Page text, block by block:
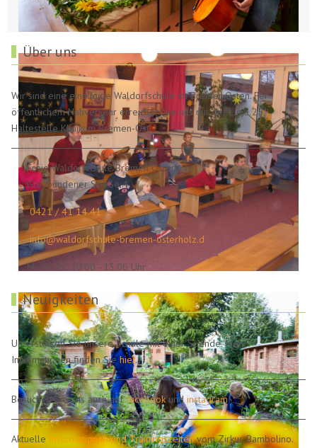
Über uns
Wir sind eine einzügige Waldorfschule im Bremer Osten. Per
öffentlichem Nahverkehr erreichen Sie uns mit der Linie 25,
Haltestelle Klinikum Bremen-Ost.
Freie Waldorfschule Bremen Osterholz
Graubündener Straße 4
0421 / 41 14 41
info@waldorfschule-bremen-osterholz.d
Mo bis Fr: 10.00 - 13.00 Uhr
Neuigkeiten
Unterstützen Sie unsere Schule mit einer Spende. Mehr
Informationen finden Siehier.
Besuchen Sie uns auch auffacebookundinstagram!
Aktuelle Informationen und Trainingszeitenvom Zirkus Bambolino.